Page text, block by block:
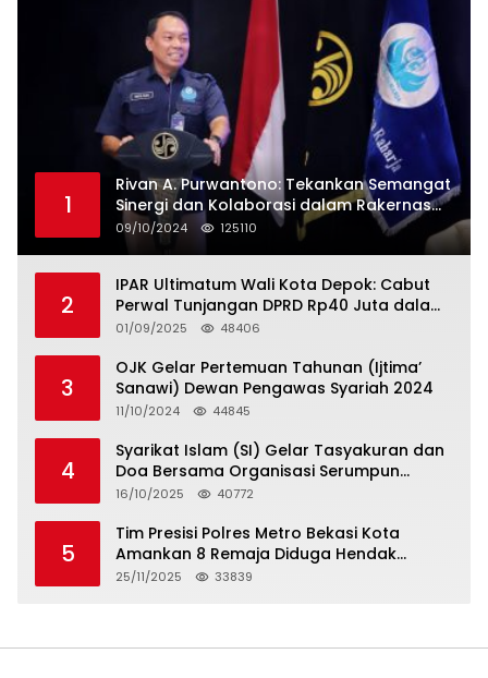
1
Rivan A. Purwantono: Tekankan Semangat
Sinergi dan Kolaborasi dalam Rakernas
Serikat Pekerja Jasa Raharja
09/10/2024 125110
2
IPAR Ultimatum Wali Kota Depok: Cabut
Perwal Tunjangan DPRD Rp40 Juta dalam
5 Hari atau Hadapi Aksi Rakyat
01/09/2025 48406
3
OJK Gelar Pertemuan Tahunan (Ijtima’
Sanawi) Dewan Pengawas Syariah 2024
11/10/2024 44845
4
Syarikat Islam (SI) Gelar Tasyakuran dan
Doa Bersama Organisasi Serumpun
Syarikat Islam Doa
16/10/2025 40772
5
Tim Presisi Polres Metro Bekasi Kota
Amankan 8 Remaja Diduga Hendak
Tawuran
25/11/2025 33839